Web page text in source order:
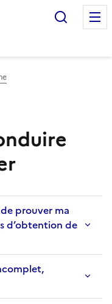
prouver ma
d’obtention de